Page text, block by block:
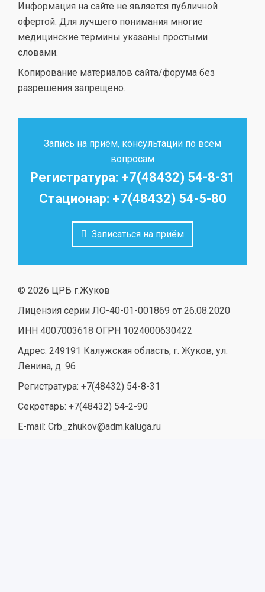
Информация на сайте не является публичной
офертой. Для лучшего понимания многие
медицинские термины указаны простыми
словами.
Копирование материалов сайта/форума без
разрешения запрещено.
Запись на приём, консультации по всем
вопросам
Регистратура: +7(48432) 54-8-31
Стационар: +7(48432) 54-5-80
Записаться на приём
© 2026 ЦРБ г.Жуков
Лицензия серии ЛО-40-01-001869 от 26.08.2020
ИНН 4007003618 ОГРН 1024000630422
Адрес: 249191 Калужская область, г. Жуков, ул.
Ленина, д. 96
Регистратура: +7(48432) 54-8-31
Секретарь: +7(48432) 54-2-90
E-mail: Crb_zhukov@adm.kaluga.ru